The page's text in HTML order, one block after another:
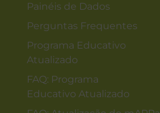
Painéis de Dados
Perguntas Frequentes
Programa Educativo
Atualizado
FAQ: Programa
Educativo Atualizado